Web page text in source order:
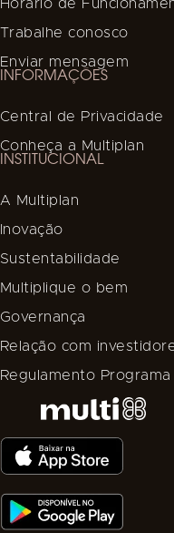
Horário de
Trabalhe conosco
Enviar mensagem
INFORMAÇÕES
Central de Privacidade
Conheça a Multiplan
INSTITUCIONAL
A Multiplan
Inovação
Sustentabilidade
Multiplique o bem
Governança
Relação com
Regulamento